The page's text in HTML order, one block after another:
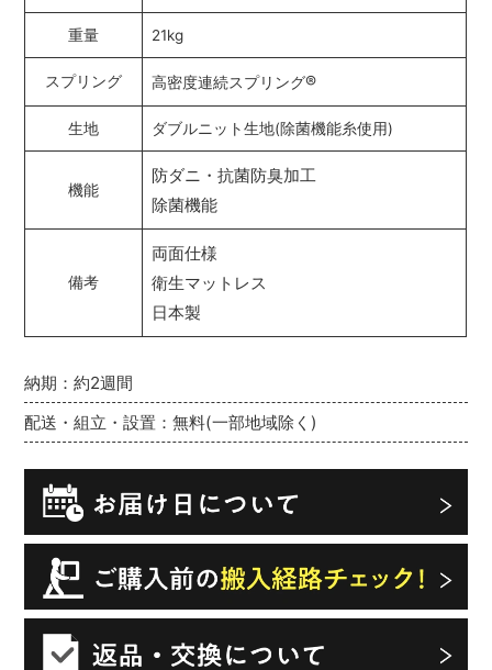
納期：約2週間
配送・組立・設置：無料(一部地域除く)
重量 21kg
スプリング 高密度連続スプリング®
生地 ダブルニット生地(除菌機能糸使用)
機能
防ダニ・抗菌防臭加工
除菌機能
備考
両面仕様
衛生マットレス
日本製